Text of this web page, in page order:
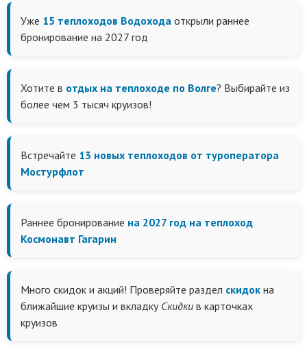
Уже 15 теплоходов Водохода открыли раннее
бронирование на 2027 год
Хотите в отдых на теплоходе по Волге? Выбирайте из
более чем 3 тысяч круизов!
Встречайте 13 новых теплоходов от туроператора
Мостурфлот
Раннее бронирование на 2027 год на теплоход
Космонавт Гагарин
Много скидок и акций! Проверяйте раздел скидок на
ближайшие круизы и вкладку Скидки в карточках
круизов